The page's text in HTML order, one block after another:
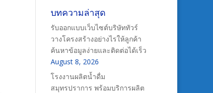
บทความล่าสุด
รับออกแบบเว็บไซต์บริษัททัวร์
วางโครงสร้างอย่างไรให้ลูกค้า
ค้นหาข้อมูลง่ายและติดต่อได้เร็ว
August 8, 2026
โรงงานผลิตน้ำดื่ม
สมุทรปราการ พร้อมบริการผลิต